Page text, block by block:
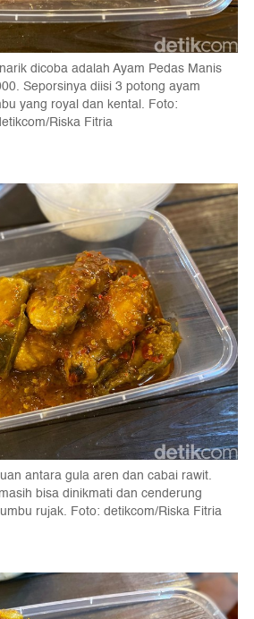
dicoba adalah Ayam Pedas Manis
Seporsinya diisi 3 potong ayam
yang royal dan kental. Foto:
Riska Fitria
antara gula aren dan cabai rawit.
bisa dinikmati dan cenderung
rujak. Foto: detikcom/Riska Fitria